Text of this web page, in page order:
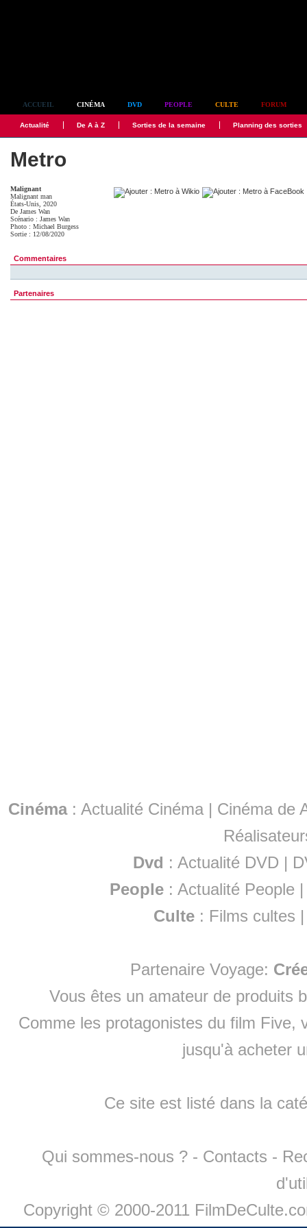
ACCUEIL CINÉMA DVD PEOPLE CULTE FORUM
Actualité De A à Z Sorties de la semaine Planning des sorties
Metro
Malignant
Malignant man
États-Unis, 2020
De James Wan
Scénario : James Wan
Photo : Michael Burgess
Sortie : 12/08/2020
Commentaires
Partenaires
Cinéma: Actualité Cinéma | Cinéma de
Dvd : Actualité DVD |
People :Actualité People
Culte : Films cultes
Partenaire Voyage:
Vous êtes un amateur de produits
Comme les protagonistes du film Five,
jusqu'à acheter
Ce site est listé dans la
Qui sommes-nous ? - Contacts -
Copyright © 2000-2011